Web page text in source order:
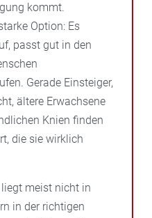
kommt.
Option: Es
passt gut in den
Gerade Einsteiger,
ältere Erwachsene
Knien finden
die sie wirklich
liegt meist nicht in
in der richtigen